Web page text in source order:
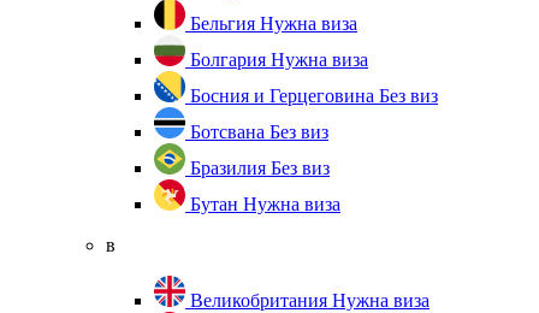
Бельгия Нужна виза
Болгария Нужна виза
Босния и Герцеговина Без виз
Ботсвана Без виз
Бразилия Без виз
Бутан Нужна виза
в
Великобритания Нужна виза